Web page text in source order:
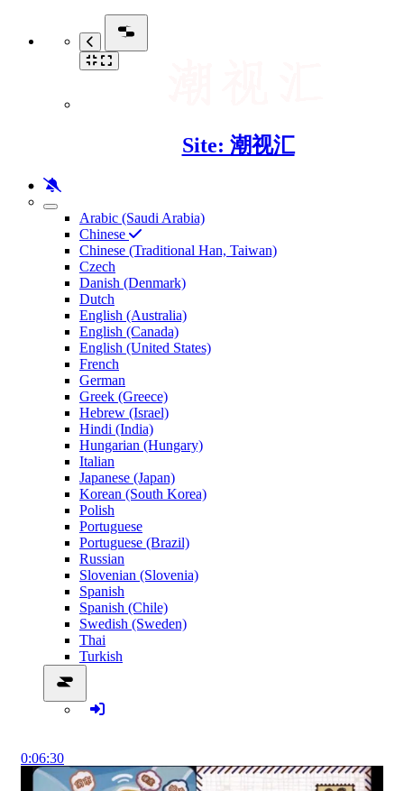
Site: 潮视汇
Arabic (Saudi Arabia)
Chinese
Chinese (Traditional Han, Taiwan)
Czech
Danish (Denmark)
Dutch
English (Australia)
English (Canada)
English (United States)
French
German
Greek (Greece)
Hebrew (Israel)
Hindi (India)
Hungarian (Hungary)
Italian
Japanese (Japan)
Korean (South Korea)
Polish
Portuguese
Portuguese (Brazil)
Russian
Slovenian (Slovenia)
Spanish
Spanish (Chile)
Swedish (Sweden)
Thai
Turkish
0:06:30